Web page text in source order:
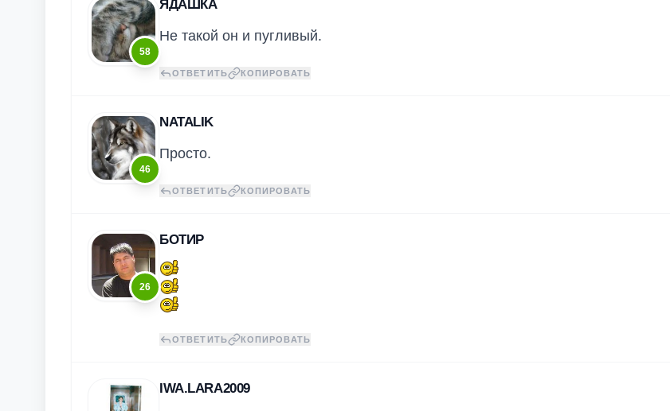
58
ЯДАШКА
Не такой он и пугливый.
ОТВЕТИТЬ КОПИРОВАТЬ
46
NATALIK
Просто.
ОТВЕТИТЬ КОПИРОВАТЬ
26
БОТИР
ОТВЕТИТЬ КОПИРОВАТЬ
IWA.LARA2009